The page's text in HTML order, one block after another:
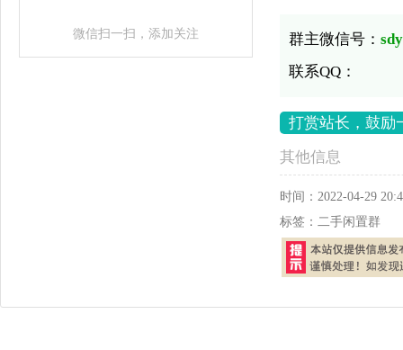
微信扫一扫，添加关注 群主微信号：
联系QQ：
打赏站长，鼓励
其他信息
时间： 2022-04-29
标签： 二手闲置群